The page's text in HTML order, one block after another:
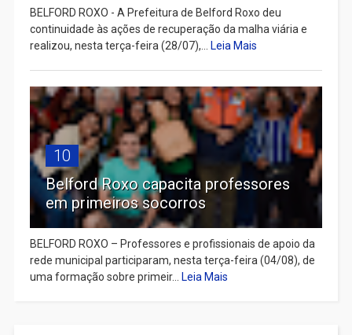
BELFORD ROXO - A Prefeitura de Belford Roxo deu
continuidade às ações de recuperação da malha viária e
realizou, nesta terça-feira (28/07),...
Leia Mais
10
Belford Roxo capacita professores
em primeiros socorros
BELFORD ROXO – Professores e profissionais de apoio da
rede municipal participaram, nesta terça-feira (04/08), de
uma formação sobre primeir...
Leia Mais